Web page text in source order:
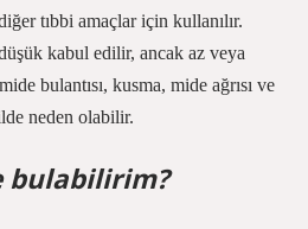
tıbbi amaçlar için kullanılır.
kabul edilir, ancak az veya
bulantısı, kusma, mide ağrısı ve
neden olabilir.
bulabilirim?